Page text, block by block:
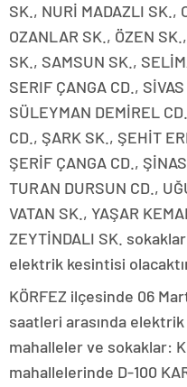
SK., NURİ MADAZLI SK.,
OZANLAR SK., ÖZEN
SK., SAMSUN SK.,
SERIF ÇANGA CD.,
SÜLEYMAN DEMİREL
CD., ŞARK SK., ŞEHİT
ŞERİF ÇANGA CD.,
TURAN DURSUN CD.,
VATAN SK., YAŞAR
ZEYTİNDALI SK.
elektrik kesintisi
KÖRFEZ ilçesinde 06
saatleri arasında
mahalleler ve sokaklar:
mahallelerinde D-100